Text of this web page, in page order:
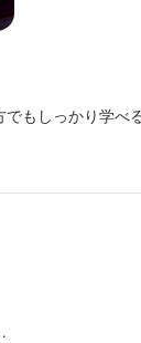
もしっかり学べ
だきます。また
てもかまいませ
か。ホールスタ
活躍中。個人経
らの知識を出し
支給など待遇も
バイク通勤も可
活躍中。個人経
らの知識を出し
支給など待遇も
バイク通勤も可
もしっかり学べ
支給など待遇も
バイク通勤も可